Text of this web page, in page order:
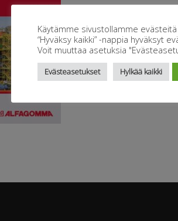
Käytämme sivustollamme evästeitä
“Hyväksy kaikki” -nappia hyväksyt
Voit muuttaa asetuksia
Evästeasetukset Hylkää kaikki